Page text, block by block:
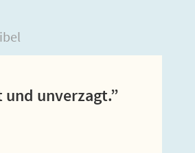
unverzagt.”